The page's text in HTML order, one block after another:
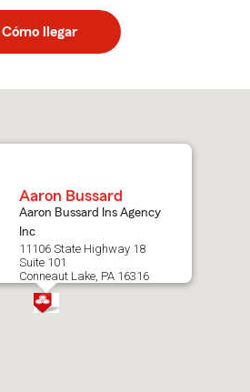
Cómo llegar
to
Aaron Bussard
Aaron Bussard Ins Agency
Inc
11106 State Highway 18
Suite 101
Conneaut Lake, PA 16316